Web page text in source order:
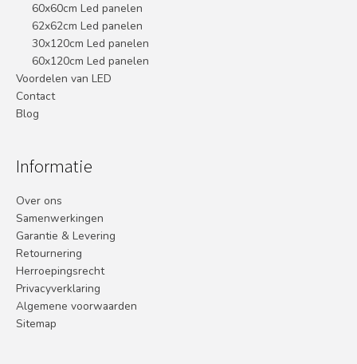
60x60cm Led panelen
62x62cm Led panelen
30x120cm Led panelen
60x120cm Led panelen
Voordelen van LED
Contact
Blog
Informatie
Over ons
Samenwerkingen
Garantie & Levering
Retournering
Herroepingsrecht
Privacyverklaring
Algemene voorwaarden
Sitemap